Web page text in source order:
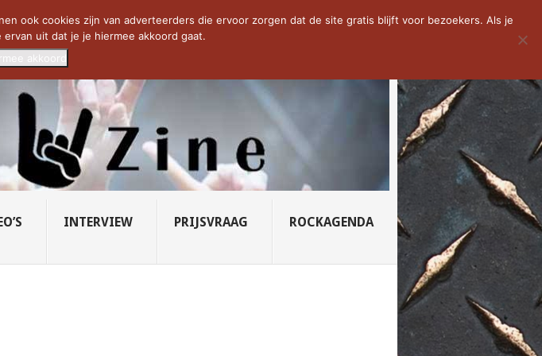
SAVATAGE KOMT TERUG IN 0... CD VAN DE WEEK: SLEEPING...
INTERVIEW PRIJSVRAAG ROCKAGENDA
ook cookies zijn van adverteerders die ervoor zorgen dat de site gratis blijft voor bezoekers. Als je
uit dat je je hiermee akkoord gaat.
akkoord